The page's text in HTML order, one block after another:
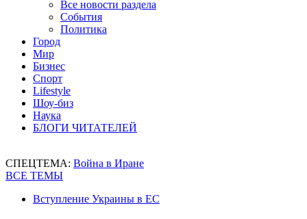
Все новости раздела
События
Политика
Город
Мир
Бизнес
Спорт
Lifestyle
Шоу-биз
Наука
БЛОГИ ЧИТАТЕЛЕЙ
СПЕЦТЕМА: Война в Иране
ВСЕ ТЕМЫ
Вступление Украины в ЕС